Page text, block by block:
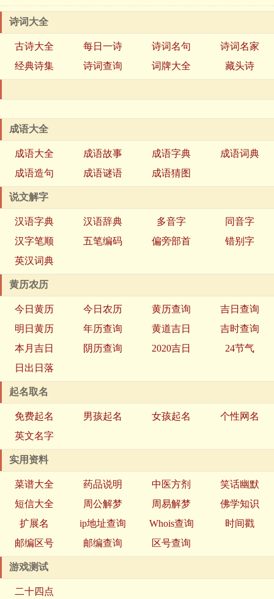
诗词大全
古诗大全 每日一诗 诗词名句
诗词名家
经典诗集
诗词查询 词牌大全 藏头诗
成语大全
成语大全 成语故事 成语字典
成语词典
成语造句
成语谜语 成语猜图
说文解字
汉语字典 汉语辞典 多音字
同音字
汉字笔顺
五笔编码 偏旁部首
错别字
英汉词典
黄历农历
今日黄历 今日农历 黄历查询
吉日查询
明日黄历
年历查询 黄道吉日
吉时查询
本月吉日
阴历查询 2020吉日
24节气
日出日落
起名取名
免费起名 男孩起名 女孩起名
个性网名
英文名字
实用资料
菜谱大全 药品说明 中医方剂
笑话幽默
短信大全
周公解梦 周易解梦
佛学知识
扩展名
ip地址查询 Whois查询
时间戳
邮编区号
邮编查询 区号查询
游戏测试
二十四点